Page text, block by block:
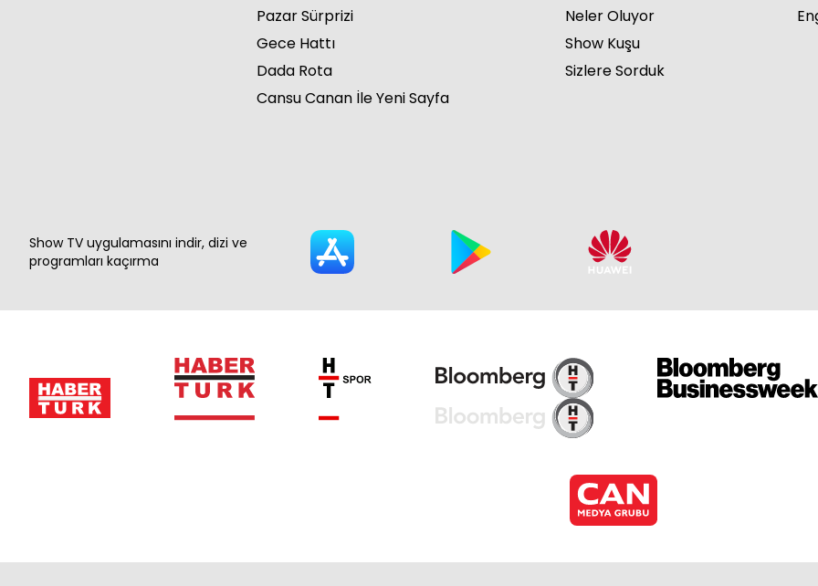
Pazar Sürprizi
Gece Hattı
Dada Rota
Cansu Canan İle Yeni Sayfa
Neler Oluyor
Show Kuşu
Sizlere Sorduk
Show TV uygulamasını indir, dizi ve
programları kaçırma